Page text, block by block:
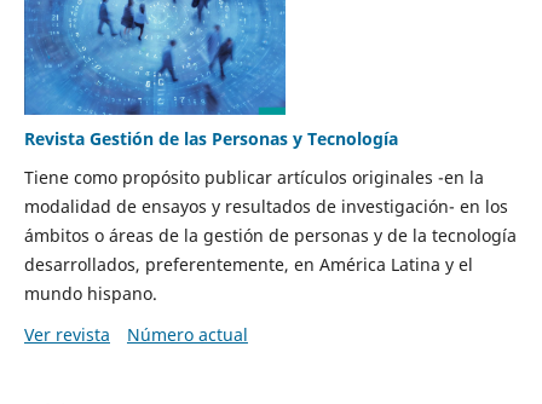
Revista Gestión de las Personas y Tecnología
Tiene como propósito publicar artículos originales -en la
modalidad de ensayos y resultados de investigación- en los
ámbitos o áreas de la gestión de personas y de la tecnología
desarrollados, preferentemente, en América Latina y el
mundo hispano.
Ver revista
Número actual